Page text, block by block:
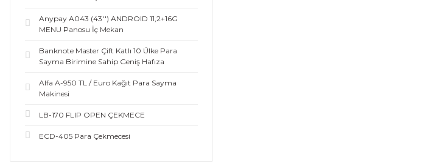
Anypay A043 (43'') ANDROID 11,2+16G
MENU Panosu İç Mekan
Banknote Master Çift Katlı 10 Ülke Para
Sayma Birimine Sahip Geniş Hafıza
Alfa A-950 TL / Euro Kağıt Para Sayma
Makinesi
LB-170 FLIP OPEN ÇEKMECE
ECD-405 Para Çekmecesi